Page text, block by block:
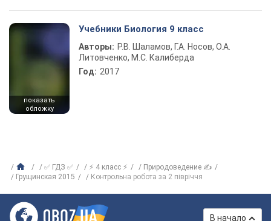
показать
обложку
Учебники Биология 9 класс
Авторы: Р.В. Шаламов, Г.А. Носов, О.А.
Литовченко, М.С. Калиберда
Год: 2017
✅ ГДЗ ✅ ⚡ 4 класс ⚡
Природоведение ✍
Грущинская 2015
Контрольна робота за 2 півріччя
В начало